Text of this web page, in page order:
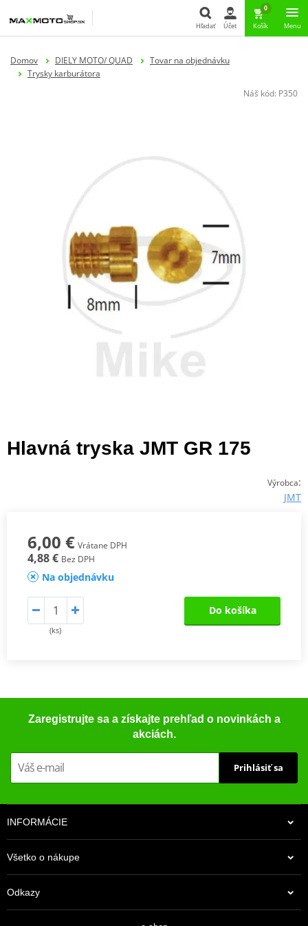
Hľadať Účet
0
Košík Menu
Domov DIELY MOTO/ QUAD
Tovar na objednávku
Trysky karburátora
Náš kód: P350
Hlavná tryska JMT GR 175
Výrobca:
JMT
6,00 € Vrátane DPH
4,88 € Bez DPH
Na objednávku
(ks)
Do košíka
Zaregistrujte sa a získajte prehľad o novinkách a
akciách.
Prihlásiť sa
INFORMÁCIE
Všetko o nákupe
Odkazy